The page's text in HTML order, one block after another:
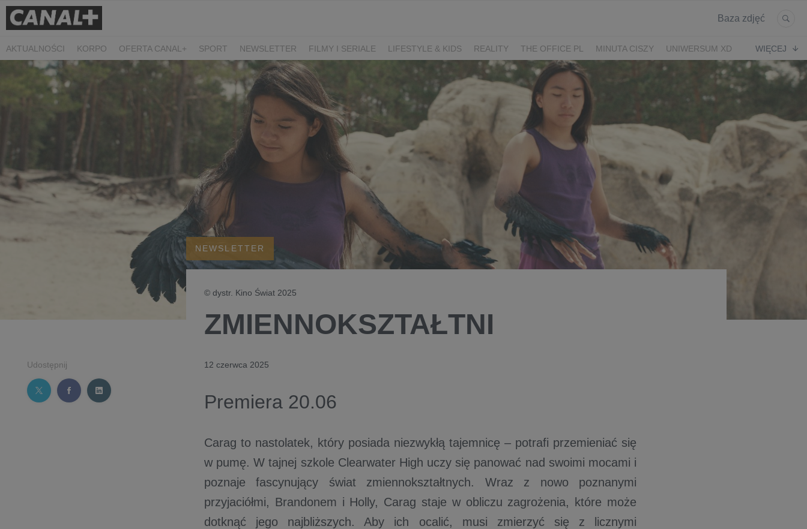
Baza zdjęć
AKTUALNOŚCI KORPO OFERTA CANAL+ SPORT NEWSLETTER FILMY I SERIALE LIFESTYLE & KIDS REALITY THE OFFICE PL MINUTA CISZY
UNIWERSUM XD
CZARNE STOKROTKI
PROSTA SPRAWA ALGORYTM MIŁOŚCI KIEDY ŚLUB? SORTOWNIA KLANGOR WILK KRUK
POWRÓT
PLANETA SINGLI. OSIEM HISTORII
KIDS DOKUMENT LIFESTYLE
WIĘCEJ
Udostępnij
NEWSLETTER
© dystr. Kino Świat 2025
ZMIENNOKSZTAŁTNI
12 czerwca 2025
Premiera 20.06
Carag to nastolatek, który posiada niezwykłą tajemnicę – potrafi przemieniać się
w pumę. W tajnej szkole Clearwater High uczy się panować nad swoimi mocami i
poznaje fascynujący świat zmiennokształtnych. Wraz z nowo poznanymi
przyjaciółmi, Brandonem i Holly, Carag staje w obliczu zagrożenia, które może
dotknąć jego najbliższych. Aby ich ocalić, musi zmierzyć się z licznymi